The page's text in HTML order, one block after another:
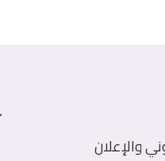
والإعلان